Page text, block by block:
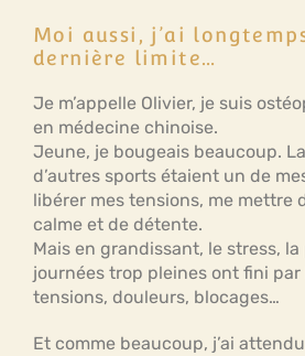
Moi aussi, j’ai
dernière limite…
Je m’appelle Olivier, je suis
en médecine chinoise.
Jeune, je bougeais beaucoup.
d’autres sports étaient un de
libérer mes tensions, me mettre
calme et de détente.
Mais en grandissant, le stress, la
journées trop pleines ont fini par
tensions, douleurs, blocages…
Et comme beaucoup, j’ai